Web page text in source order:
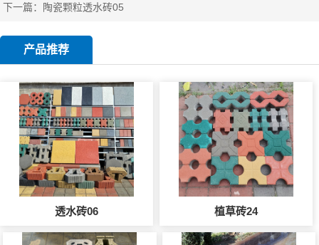
下一篇： 陶瓷颗粒透水砖05
产品推荐
透水砖06 植草砖24